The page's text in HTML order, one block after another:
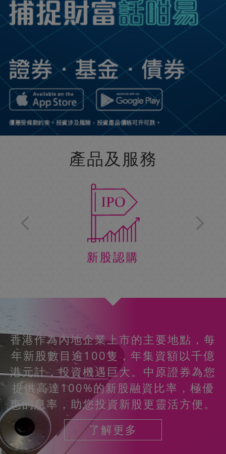
產品及服務
新股認購
客戶可於中原證券開立現金(Cash)及保
證金(Margin)戶口，以買賣所有香港交
易所上市的股票，包括認股證、牛熊
證、交易所上市基金(ETF) 及政府通脹
債券(iBond)等。
了解更多
香港作為內地企業上市的主要地點，每
年新股數目逾100隻，年集資額以千億
港元計，投資機遇巨大。中原證券為您
提供高達100%的新股融資比率，極優
惠的息率，助您投資新股更靈活方便。
了解更多
為您搜羅一系列不同級別的債券，包括
政府債券、企業債券及永續債券等等。
閣下亦可根據不同的風險評級、市況及
投資目標，挑選合適自己的債券。
了解更多
來自世界各地的專業團隊，為您打點一
切，挖掘投資機會、分散投資、控制注
碼、監察風險，一應俱全。
了解更多
投資前，必先求知。我們的投資課程或
市場講座，適合任何程度的投資者，不
論是初接觸投資或資深投資者，都定能
找到合適的課程。
了解更多